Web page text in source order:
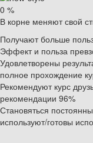
0 %
В корне меняют свой
Получают больше
Эффект и польза
Удовлетворены
полное прохождение
Рекомендуют курс
рекомендации 96%
Становяться
используют/готовы